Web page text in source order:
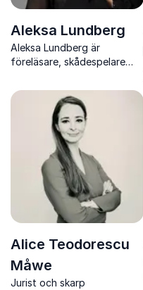
Aleksa Lundberg
Aleksa Lundberg är
föreläsare, skådespelare
med personliga perspektiv
på könsnormer, identitet
och inkludering
Alice Teodorescu
Måwe
Jurist och skarp